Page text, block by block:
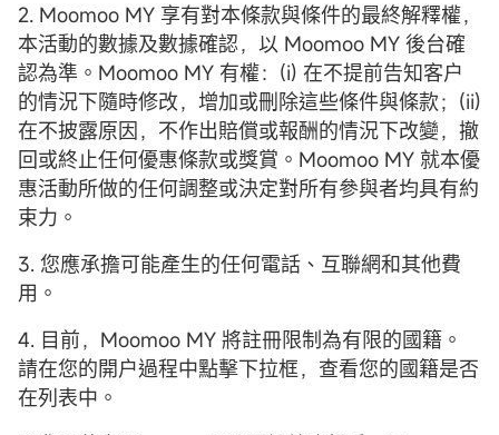
2. Moomoo MY 享有對本條款與條件的最終解釋權，
本活動的數據及數據確認，以 Moomoo MY 後台確
認為準。Moomoo MY 有權：(i) 在不提前告知客户
的情況下隨時修改，增加或刪除這些條件與條款；(ii)
在不披露原因，不作出賠償或報酬的情況下改變，撤
回或終止任何優惠條款或獎賞。Moomoo MY 就本優
惠活動所做的任何調整或決定對所有參與者均具有約
束力。
3. 您應承擔可能產生的任何電話、互聯網和其他費
用。
4. 目前，Moomoo MY 將註冊限制為有限的國籍。
請在您的開户過程中點擊下拉框，查看您的國籍是否
在列表中。